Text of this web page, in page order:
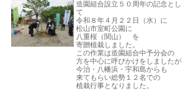
造園組合設立５０周年の記念とし
て
令和８年４月２２日（水）に
松山市室町公園に
八重桜（関山） を
寄贈植栽しました。
この作業は造園組合中予分会の
方を中心に呼びかけをしましたが
今治・八幡浜・宇和島からも
来てもらい総勢１２名での
植栽行事となりました。